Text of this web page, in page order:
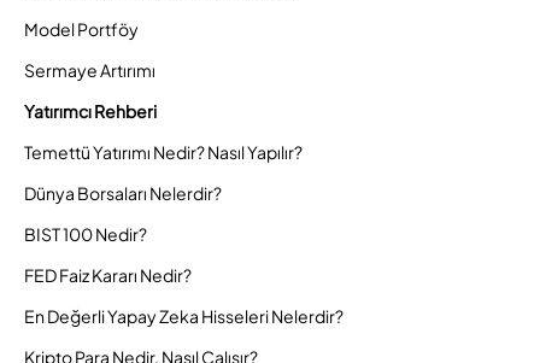
Model Portföy
Sermaye Artırımı
Yatırımcı Rehberi
Temettü Yatırımı Nedir? Nasıl Yapılır?
Dünya Borsaları Nelerdir?
BIST 100 Nedir?
FED Faiz Kararı Nedir?
En Değerli Yapay Zeka Hisseleri Nelerdir?
Kripto Para Nedir, Nasıl Çalışır?